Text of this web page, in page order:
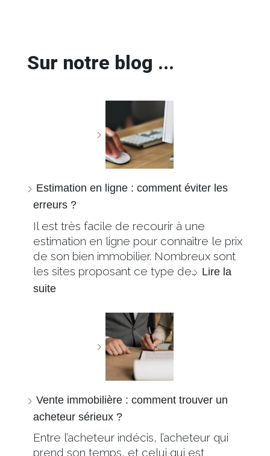
Sur notre blog ...
Estimation en ligne : comment éviter les
erreurs ?
Il est très facile de recourir à une
estimation en ligne pour connaître le prix
de son bien immobilier. Nombreux sont
les sites proposant ce type de… Lire la
suite
Vente immobilière : comment trouver un
acheteur sérieux ?
Entre l’acheteur indécis, l’acheteur qui
prend son temps, et celui qui est